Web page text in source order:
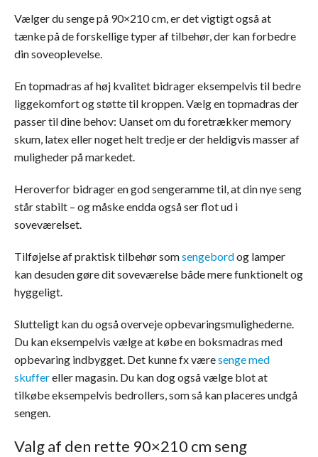
Vælger du senge på 90×210 cm, er det vigtigt også at
tænke på de forskellige typer af tilbehør, der kan forbedre
din soveoplevelse.
En topmadras af høj kvalitet bidrager eksempelvis til bedre
liggekomfort og støtte til kroppen. Vælg en topmadras der
passer til dine behov: Uanset om du foretrækker memory
skum, latex eller noget helt tredje er der heldigvis masser af
muligheder på markedet.
Heroverfor bidrager en god sengeramme til, at din nye seng
står stabilt – og måske endda også ser flot ud i
soveværelset.
Tilføjelse af praktisk tilbehør somsengebordog lamper
kan desuden gøre dit soveværelse både mere funktionelt og
hyggeligt.
Slutteligt kan du også overveje opbevaringsmulighederne.
Du kan eksempelvis vælge at købe en boksmadras med
opbevaring indbygget. Det kunne fx væresenge med
skuffereller magasin. Du kan dog også vælge blot at
tilkøbe eksempelvis bedrollers, som så kan placeres undgå
sengen.
Valg af den rette 90×210 cm seng